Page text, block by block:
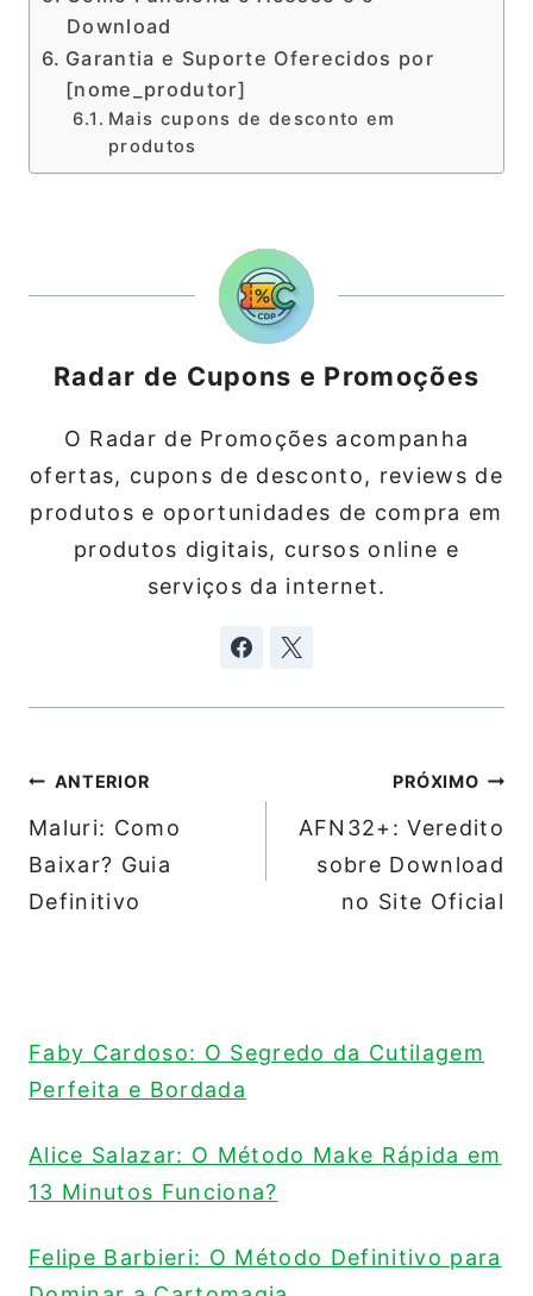
Download
Garantia e Suporte Oferecidos por
[nome_produtor]
Mais cupons de desconto em
produtos
Radar de Cupons e Promoções
O Radar de Promoções acompanha
ofertas, cupons de desconto, reviews de
produtos e oportunidades de compra em
produtos digitais, cursos online e
serviços da internet.
Navegação
de
Post
ANTERIOR
Maluri: Como
Baixar? Guia
Definitivo
PRÓXIMO
AFN32+: Veredito
sobre Download
no Site Oficial
Faby Cardoso: O Segredo da Cutilagem
Perfeita e Bordada
Alice Salazar: O Método Make Rápida em
13 Minutos Funciona?
Felipe Barbieri: O Método Definitivo para